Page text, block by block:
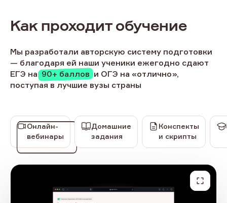
Как проходит обучение
Мы разработали авторскую систему подготовки
— благодаря ей наши ученики ежегодно сдают
ЕГЭ на 90+ баллов и ОГЭ на «отлично»,
поступая в лучшие вузы страны
Онлайн-
вебинары
Домашние
задания
Конспекты
и скрипты